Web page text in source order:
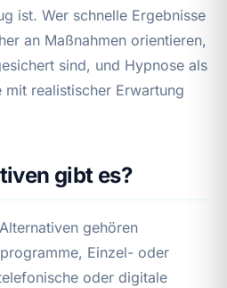
ist. Wer schnelle Ergebnisse
an Maßnahmen orientieren,
sind, und Hypnose als
realistischer Erwartung
gibt es?
gehören
Einzel- oder
oder digitale